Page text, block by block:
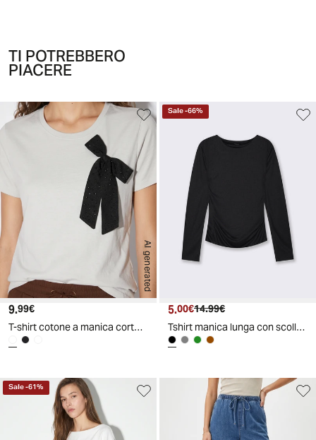
TI POTREBBERO
PIACERE
AI generated
Prezzo attuale
9.99€
T-shirt cotone a manica corta con applicazioni
Sale-66%
Prezzo attuale
5.00€ Prezzo originale
14.99€
Tshirt manica lunga con scollo a barca - Nero
Sale-61%